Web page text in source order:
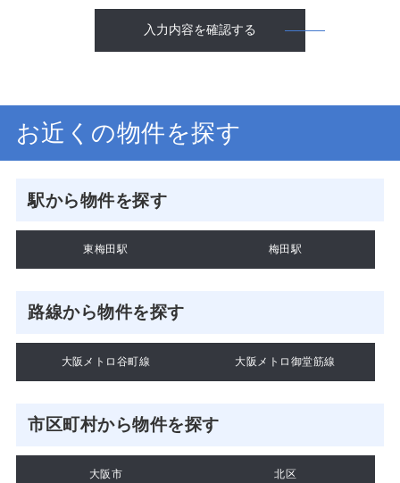
入力内容を確認する
お近くの物件を探す
駅から物件を探す
東梅田駅 梅田駅
路線から物件を探す
大阪メトロ谷町線 大阪メトロ御堂筋線
市区町村から物件を探す
大阪市 北区